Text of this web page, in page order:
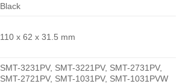
Black
110 x 62 x 31.5 mm
SMT-3231PV, SMT-3221PV, SMT-2731PV,
SMT-2721PV, SMT-1031PV, SMT-1031PVW